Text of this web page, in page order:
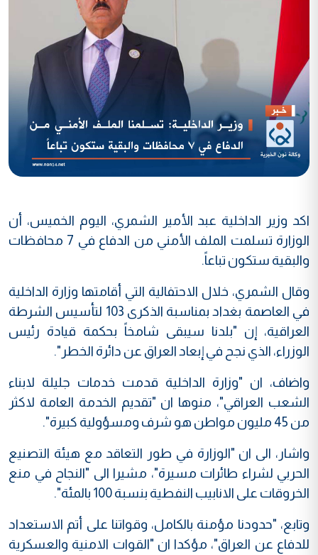
اكد وزير الداخلية عبد الأمير الشمري، اليوم الخميس، أن
الوزارة
تسلمت الملف الأمني من الدفاع في 7 محافظات
والبقية ستكون تباعاً.
وقال الشمري، خلال الاحتفالية التي أقامتها وزارة الداخلية
في العاصمة بغداد بمناسبة الذكرى 103 لتأسيس الشرطة
العراقية، إن "بلدنا سيبقى شامخاً بحكمة قيادة رئيس
الوزراء، الذي نجح في إبعاد العراق عن دائرة الخطر".
واضاف، ان "وزارة الداخلية قدمت خدمات جليلة لابناء
الشعب العراقي"، منوها ان "تقديم الخدمة العامة لاكثر
من 45 مليون مواطن هو شرف ومسؤولية كبيرة".
واشار، الى ان "الوزارة في طور التعاقد مع هيئة التصنيع
الحربي لشراء طائرات مسيرة"، مشيرا الى "النجاح في منع
الخروقات على الانابيب النفطية بنسبة 100 بالمئة".
وتابع، "حدودنا مؤمنة بالكامل، وقواتنا على أتم الاستعداد
للدفاع عن العراق"، مؤكدا ان "القوات الامنية والعسكرية